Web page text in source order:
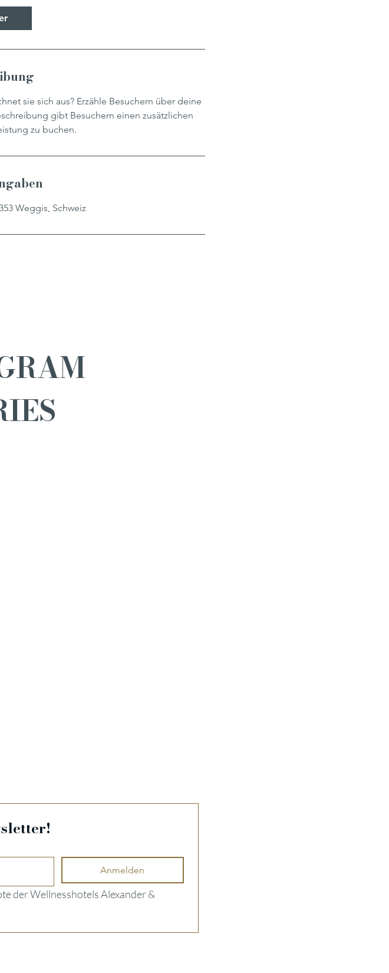
sie sich aus? Erzähle Besuchern über deine
gibt Besuchern einen zusätzlichen
zu buchen.
Weggis, Schweiz
Anmelden
der Wellnesshotels Alexander &